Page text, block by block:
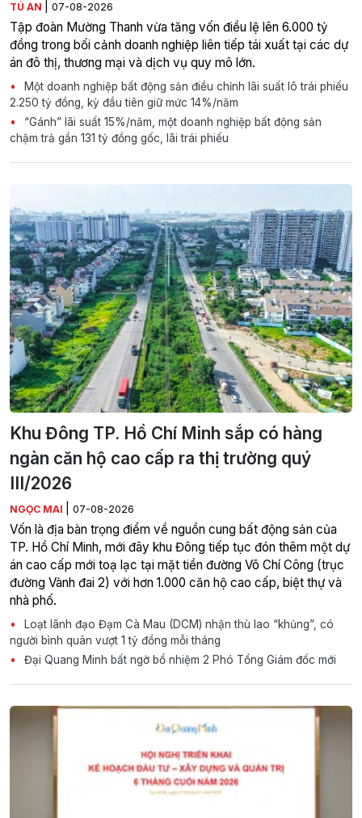
TÚ AN 07-08-2026
Tập đoàn Mường Thanh vừa tăng vốn điều lệ lên 6.000 tỷ
đồng trong bối cảnh doanh nghiệp liên tiếp tái xuất tại các dự
án đô thị, thương mại và dịch vụ quy mô lớn.
Một doanh nghiệp bất động sản điều chỉnh lãi suất lô trái phiếu
2.250 tỷ đồng, kỳ đầu tiên giữ mức 14%/năm
“Gánh” lãi suất 15%/năm, một doanh nghiệp bất động sản
chậm trả gần 131 tỷ đồng gốc, lãi trái phiếu
Khu Đông TP. Hồ Chí Minh sắp có hàng
ngàn căn hộ cao cấp ra thị trường quý
III/2026
NGỌC MAI 07-08-2026
Vốn là địa bàn trọng điểm về nguồn cung bất động sản của
TP. Hồ Chí Minh, mới đây khu Đông tiếp tục đón thêm một dự
án cao cấp mới toạ lạc tại mặt tiền đường Võ Chí Công (trục
đường Vành đai 2) với hơn 1.000 căn hộ cao cấp, biệt thự và
nhà phố.
Loạt lãnh đạo Đạm Cà Mau (DCM) nhận thù lao “khủng”, có
người bình quân vượt 1 tỷ đồng mỗi tháng
Đại Quang Minh bất ngờ bổ nhiệm 2 Phó Tổng Giám đốc mới